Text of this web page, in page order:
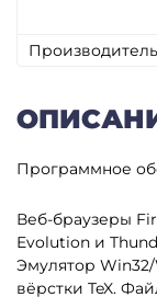
Производитель
Программное
Веб-браузеры
Evolution и
Эмулятор
вёрстки TeX.